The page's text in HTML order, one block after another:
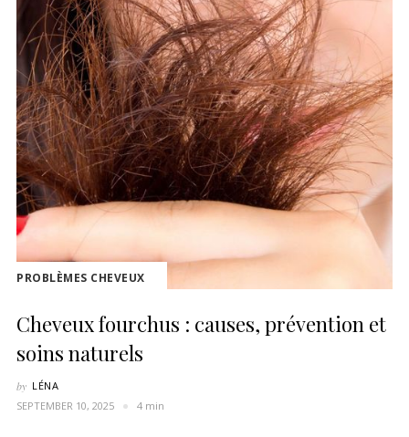
PROBLÈMES CHEVEUX
Cheveux fourchus : causes, prévention et
soins naturels
by LÉNA
SEPTEMBER 10, 2025
4 min